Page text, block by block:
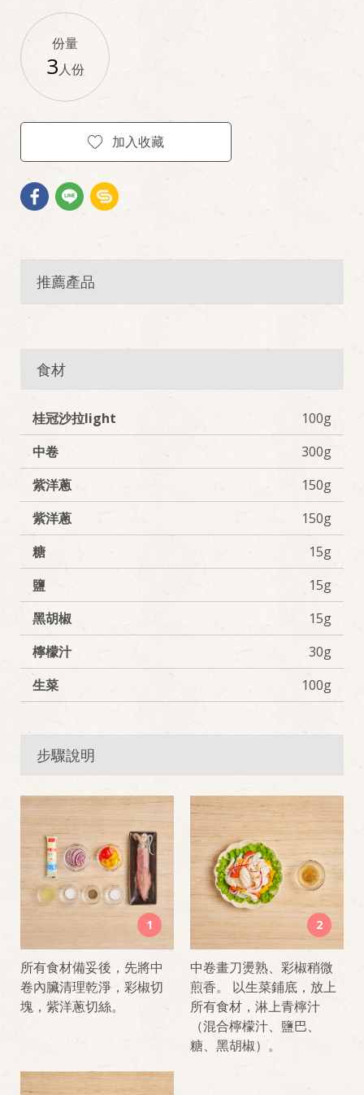
份量
3人份
加入收藏
推薦產品
食材
桂冠沙拉light
100g
中卷
300g
紫洋蔥
150g
紫洋蔥
150g
糖
15g
鹽
15g
黑胡椒
15g
檸檬汁
30g
生菜
100g
步驟說明
1
所有食材備妥後，先將中
卷內臟清理乾淨，彩椒切
塊，紫洋蔥切絲。
2
中卷畫刀燙熟、彩椒稍微
煎香。 以生菜鋪底，放上
所有食材，淋上青檸汁
（混合檸檬汁、鹽巴、
糖、黑胡椒）。